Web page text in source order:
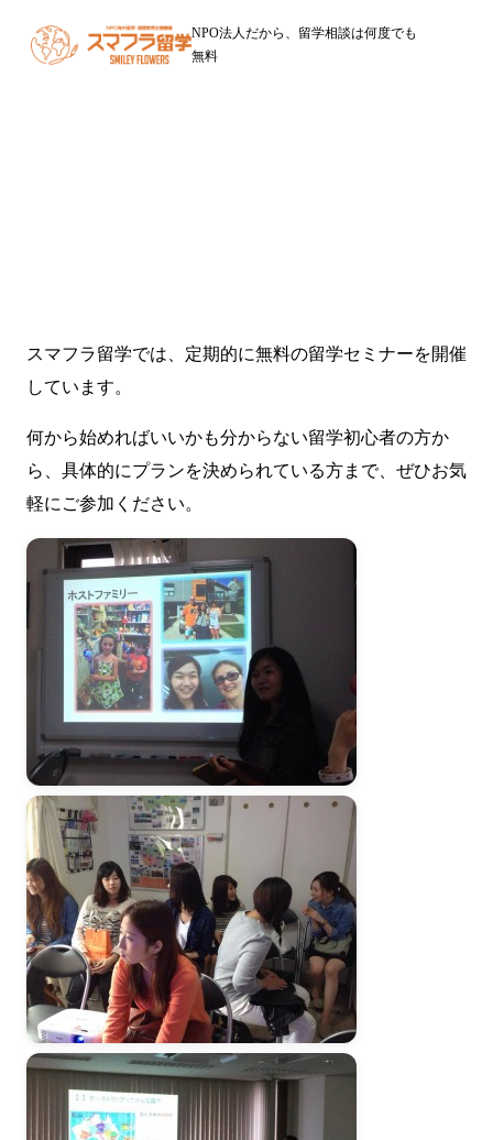
NPO法人だから、留学相談は何度でも
無料
スマフラ留学では、定期的に無料の留学セミナーを開催
しています。
何から始めればいいかも分からない留学初心者の方か
ら、具体的にプランを決められている方まで、ぜひお気
軽にご参加ください。